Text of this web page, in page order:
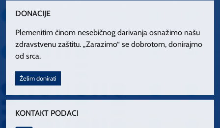
DONACIJE
Plemenitim činom nesebičnog darivanja osnažimo našu
zdravstvenu zaštitu. „Zarazimo“ se dobrotom, donirajmo
od srca.
Želim donirati
KONTAKT PODACI